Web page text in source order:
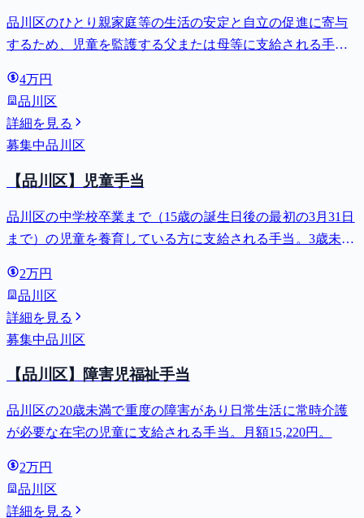
品川区のひとり親家庭等の生活の安定と自立の促進に寄与
するため、児童を監護する父または母等に支給される手
4万円
品川区
詳細を見る
募集中品川区
【品川区】児童手当
品川区の中学校卒業まで（15歳の誕生日後の最初の3月31日
まで）の児童を養育している方に支給される手当。3歳未満
子以降は15,000円）、中学生は月額10,000円。
2万円
品川区
詳細を見る
募集中品川区
【品川区】障害児福祉手当
品川区の20歳未満で重度の障害があり日常生活に常時介護
が必要な在宅の児童に支給される手当。月額15,220円。
2万円
品川区
詳細を見る